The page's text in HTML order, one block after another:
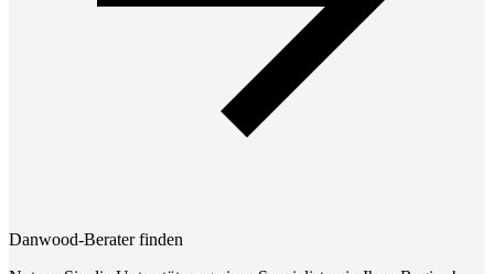
Danwood-Berater finden